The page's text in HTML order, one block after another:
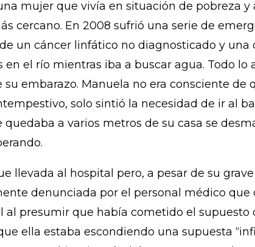
que en El Salvador hay un
obstétricas por cuenta de la
mayoritariamentea mujeres que viven en
y tienen niveles bajos de escolaridad. Eso
mujer que vivía en situación de pobreza y
cercano. En 2008 sufrió una serie de
un cáncer linfático no diagnosticado y
en el río mientras iba a buscar agua. Todo lo
solo sintió la necesidad de ir al
quedaba a varios metros de su casa se